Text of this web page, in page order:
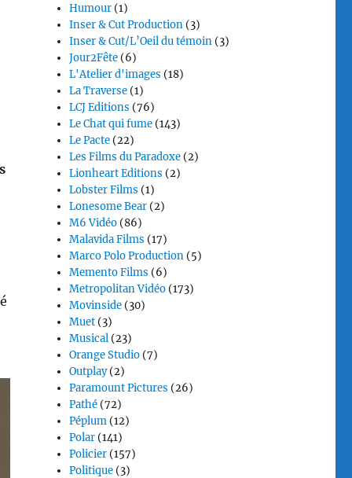
Humour (1)
Inser & Cut Production (3)
Inser & Cut/L’Oeil du témoin (3)
Jour2Fête (6)
L'Atelier d'images (18)
La Traverse (1)
LCJ Editions (76)
Le Chat qui fume (143)
Le Pacte (22)
Les Films du Paradoxe (2)
Lionheart Editions (2)
Lobster Films (1)
Lonesome Bear (2)
M6 Vidéo (86)
Malavida Films (17)
Marco Polo Production (5)
Memento Films (6)
Metropolitan Vidéo (173)
Movinside (30)
Muet (3)
Musical (23)
Orange Studio (7)
Outplay(2)
Paramount Pictures (26)
Pathé (72)
Péplum (12)
Polar (141)
Policier (157)
Politique (3)